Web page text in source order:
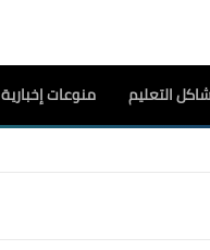
التعليم منوعات إخبارية